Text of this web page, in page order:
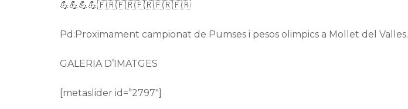
💪💪💪💪🇫🇷🇫🇷🇫🇷🇫🇷🇫🇷
Pd:Proximament campionat de Pumses i pesos olimpics a Mollet del Valles.
GALERIA D’IMATGES
[metaslider id=”2797″]